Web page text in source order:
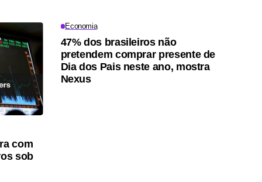
com
sob
Economia
47% dos brasileiros não
pretendem comprar presente de
Dia dos Pais neste ano, mostra
Nexus